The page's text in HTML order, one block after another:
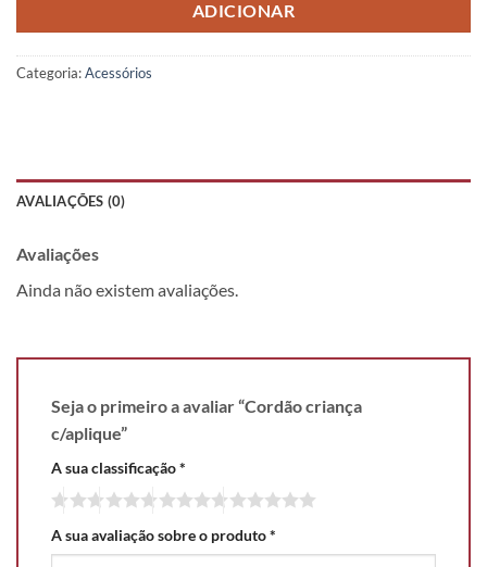
ADICIONAR
Categoria:Acessórios
AVALIAÇÕES (0)
Avaliações
Ainda não existem avaliações.
Seja o primeiro a avaliar “Cordão criança
c/aplique”
A sua classificação*
A sua avaliação sobre o produto*